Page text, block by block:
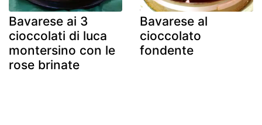
Bavarese ai 3
cioccolati di luca
montersino con le
rose brinate
Bavarese al
cioccolato
fondente